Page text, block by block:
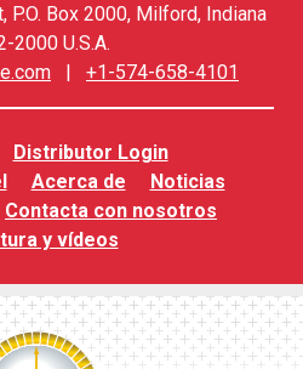
Box 2000, Milford, Indiana
2000 U.S.A.
| +1-574-658-4101
Distributor Login
Acerca de
Noticias
Contacta con nosotros
y vídeos